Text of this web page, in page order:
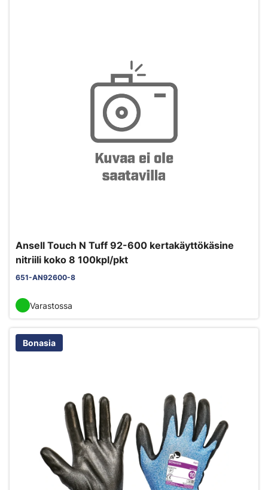
Ansell Touch N Tuff 92-600 kertakäyttökäsine
nitriili koko 8 100kpl/pkt
651-AN92600-8
Varastossa
Bonasia